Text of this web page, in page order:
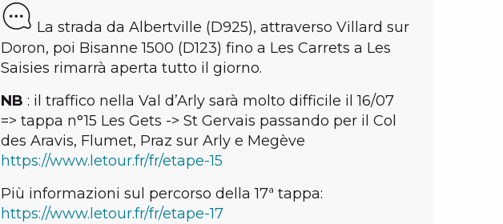
La strada da Albertville (D925), attraverso Villard sur
Doron, poi Bisanne 1500 (D123) fino a Les Carrets a Les
Saisies rimarrà aperta tutto il giorno.
NB : il traffico nella Val d’Arly sarà molto difficile il 16/07
=> tappa n°15 Les Gets -> St Gervais passando per il Col
des Aravis, Flumet, Praz sur Arly e Megève
https://www.letour.fr/fr/etape-15
Più informazioni sul percorso della 17ª tappa:
https://www.letour.fr/fr/etape-17